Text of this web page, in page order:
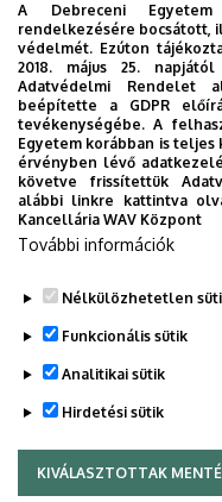
MOBILITÁSI PROGRAM
NÉPEGÉSZSÉGÜGY
OKTATÁS
PONTHATÁROK
RAK
SIÓFOK CAMPUS
SPORT
SZENIOR EGYETEM
TDK
TEHETSÉGGONDOZÁS
TUDOMÁNY
UD CATAPULT
ZK
ZÖLD EGYETEM
A Debreceni
rendelkezésére bocsátott,
védelmét. Ezúton
2018. május 25.
Adatvédelmi Rendelet
beépítette a GDPR
tevékenységébe. A
Egyetem korábban is
érvényben lévő
követve frissítettük
alábbi linkre kattintva
Kancellária WAV Központ
További információk
Nélkülözhetetlen
Funkcionális sütik
Analitikai sütik
Hirdetési sütik
KIVÁLASZTOTTAK
WITHDRAW CONSENT